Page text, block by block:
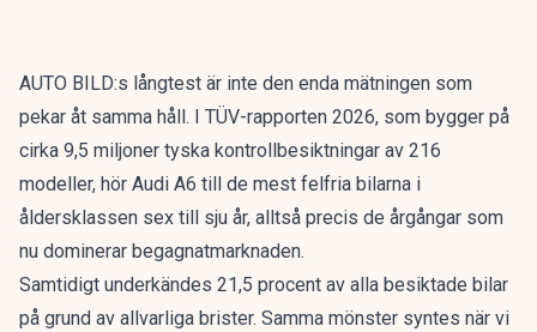
AUTO BILD:s långtest är inte den enda mätningen som
pekar åt samma håll. I TÜV-rapporten 2026, som bygger på
cirka 9,5 miljoner tyska kontrollbesiktningar av 216
modeller, hör Audi A6 till de mest felfria bilarna i
åldersklassen sex till sju år, alltså precis de årgångar som
nu dominerar begagnatmarknaden.
Samtidigt underkändes 21,5 procent av alla besiktade bilar
på grund av allvarliga brister. Samma mönster syntes när vi